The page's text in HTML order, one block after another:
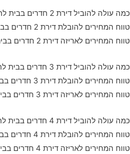
כמה עולה להוביל דירת 2 חדרים בבית לחם הגלילית עם חברת הובלה כולל אריזה?
טווח המחירים להובלת דירת 2 חדרים בבית לחם הגלילית – בין 760-1150 ש"ח
טווח המחירים לאריזה דירת 2 חדרים בבית לחם הגלילית – בין 620-980 ש"ח
כמה עולה להוביל דירת 3 חדרים בבית לחם הגלילית עם חברת הובלה כולל אריזה?
טווח המחירים להובלת דירת 3 חדרים בבית לחם הגלילית – בין 920-2170 ש"ח
טווח המחירים לאריזה דירת 3 חדרים בבית לחם הגלילית – בין 1180-3140 ש"ח
כמה עולה להוביל דירת 4 חדרים בבית לחם הגלילית עם חברת הובלה כולל אריזה?
טווח המחירים להובלת דירת 4 חדרים בבית לחם הגלילית – בין 2090-3210 ש"ח
טווח המחירים לאריזה דירת 4 חדרים בבית לחם הגלילית – בין 3590-2060 ש"ח